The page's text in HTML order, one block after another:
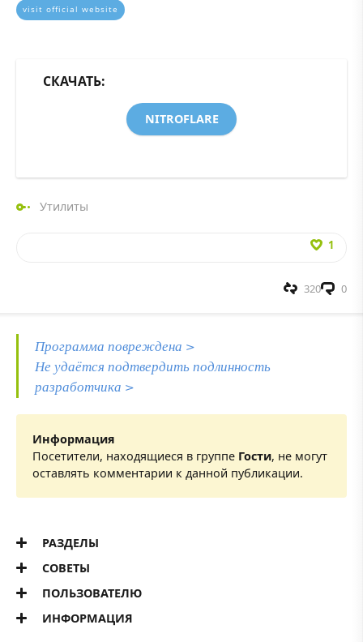
visit official website
СКАЧАТЬ:
NITROFLARE
Утилиты
1
0
320
Программа повреждена >
Не удаётся подтвердить подлинность
разработчика >
Информация
Посетители, находящиеся в группе Гости, не могут
оставлять комментарии к данной публикации.
РАЗДЕЛЫ
СОВЕТЫ
ПОЛЬЗОВАТЕЛЮ
ИНФОРМАЦИЯ